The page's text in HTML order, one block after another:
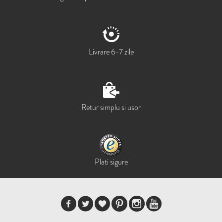
Livrare 6-7 zile
Retur simplu si usor
Plati sigure